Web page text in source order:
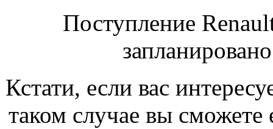
Поступление
Кстати, если вас
таком случае вы сможете